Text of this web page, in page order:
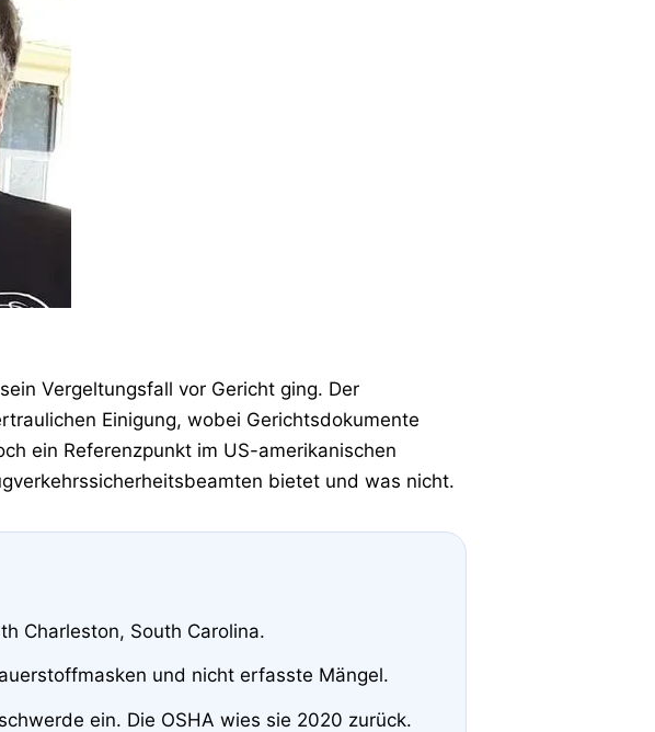
Vergeltungsfall vor Gericht ging. Der
Einigung, wobei Gerichtsdokumente
ein Referenzpunkt im US-amerikanischen
bietet und was nicht.
Charleston, South Carolina.
und nicht erfasste Mängel.
ein. Die OSHA wies sie 2020 zurück.